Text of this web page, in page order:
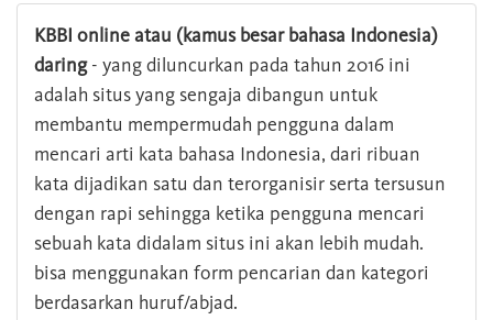
KBBI online atau (kamus besar bahasa Indonesia)
daring- yang diluncurkan pada tahun 2016 ini
adalah situs yang sengaja dibangun untuk
membantu mempermudah pengguna dalam
mencari arti kata bahasa Indonesia, dari ribuan
kata dijadikan satu dan terorganisir serta tersusun
dengan rapi sehingga ketika pengguna mencari
sebuah kata didalam situs ini akan lebih mudah.
bisa menggunakan form pencarian dan kategori
berdasarkan huruf/abjad.